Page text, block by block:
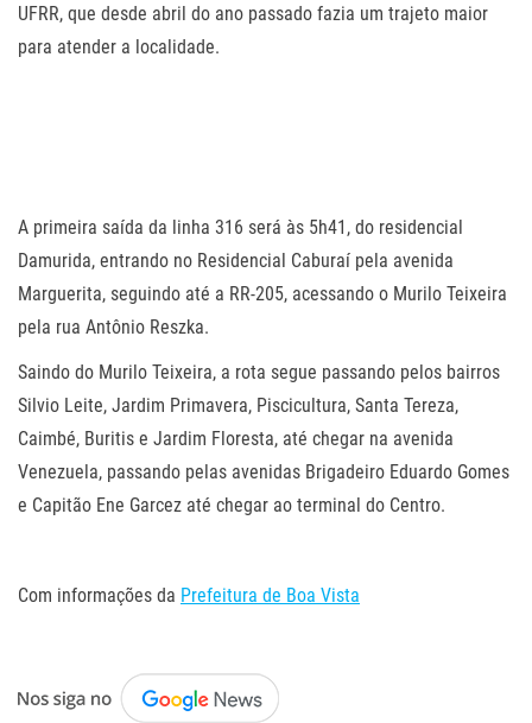
UFRR, que desde abril do ano passado fazia um trajeto maior
para atender a localidade.
A primeira saída da linha 316 será às 5h41, do residencial
Damurida, entrando no Residencial Caburaí pela avenida
Marguerita, seguindo até a RR-205, acessando o Murilo Teixeira
pela rua Antônio Reszka.
Saindo do Murilo Teixeira, a rota segue passando pelos bairros
Silvio Leite, Jardim Primavera, Piscicultura, Santa Tereza,
Caimbé, Buritis e Jardim Floresta, até chegar na avenida
Venezuela, passando pelas avenidas Brigadeiro Eduardo Gomes
e Capitão Ene Garcez até chegar ao terminal do Centro.
Com informações da Prefeitura de Boa Vista